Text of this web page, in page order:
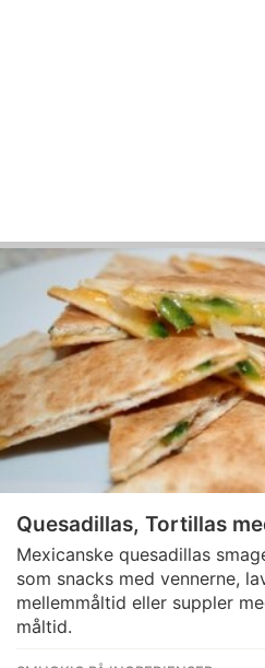
Quesadillas, Tortillas
Mexicanske quesadillas
som snacks med vennerne,
mellemmåltid eller suppler
måltid.